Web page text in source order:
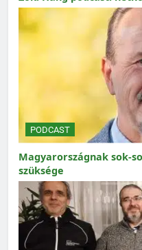
PODCAST
Magyarországnak sok-
szüksége